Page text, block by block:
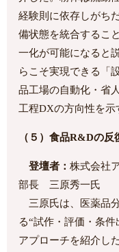
経験則に依存しがち
備状態を統合するこ
一化が可能になると
らこそ実現できる「
品工場の自動化・省
工程DXの方向性を示
（５）食品R&Dの
登壇者：株式会社
部長 三原秀一氏
三原氏は、医薬品
る“試作・評価・条
アプローチを紹介し